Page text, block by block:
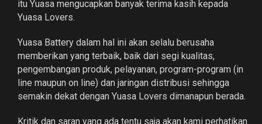
itu Yuasa mengucapkan banyak terima kasih kepada
Yuasa Lovers.
Yuasa Battery dalam hal ini akan selalu berusaha
memberikan yang terbaik, baik dari segi kualitas,
pengembangan produk, pelayanan, program-program (in
line maupun on line) dan jaringan distribusi sehingga
semakin dekat dengan Yuasa Lovers dimanapun berada.
Kritik dan saran yang ada tentu saja akan kami perhatikan